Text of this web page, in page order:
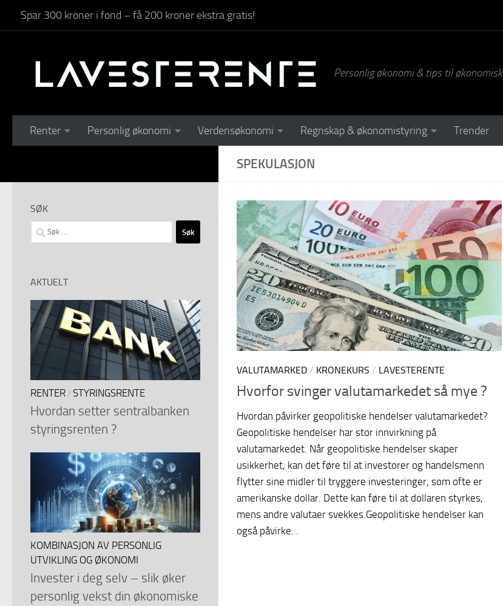
Skip to content
Spar 300 kroner i fond – få 200 kroner ekstra gratis!
Personlig økonomi & tips til
Renter Personlig økonomi Verdensøkonomi Regnskap & økonomistyring Trender
SPEKULASJON
VALUTAMARKED / KRONEKURS / LAVESTERENTE
Hvorfor svinger valutamarkedet så mye ?
Hvordan påvirker geopolitiske hendelser valutamarkedet?
Geopolitiske hendelser har stor innvirkning på
valutamarkedet. Når geopolitiske hendelser skaper
usikkerhet, kan det føre til at investorer og handelsmenn
flytter sine midler til tryggere investeringer, som ofte er
amerikanske dollar. Dette kan føre til at dollaren styrkes,
mens andre valutaer svekkes.Geopolitiske hendelser kan
også påvirke...
SØK
Søk
etter:
AKTUELT
RENTER / STYRINGSRENTE
Hvordan setter sentralbanken
styringsrenten ?
KOMBINASJON AV PERSONLIG
UTVIKLING OG ØKONOMI
Invester i deg selv – slik øker
personlig vekst din økonomiske